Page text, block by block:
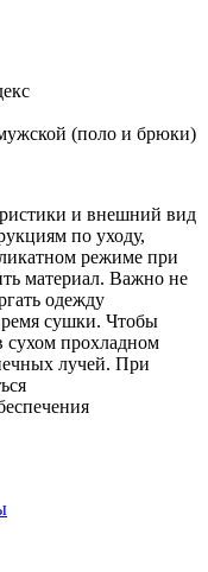
(поло и брюки)
и внешний вид
по уходу,
режиме при
материал. Важно не
одежду
сушки. Чтобы
сухом прохладном
лучей. При